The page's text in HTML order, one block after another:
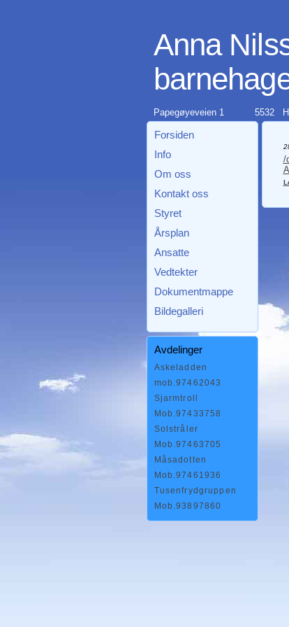
Anna
Papegøyeveien 1 5532
Forsiden
Info
Om oss
Kontakt oss
Styret
Årsplan
Ansatte
Vedtekter
Dokumentmappe
Bildegalleri
Avdelinger
Askeladden
mob.97462043
Sjarmtroll
Mob.97433758
Solstråler
Mob.97463705
Måsadotten
Mob.97461936
Tusenfrydgruppen
Mob.93897860
/